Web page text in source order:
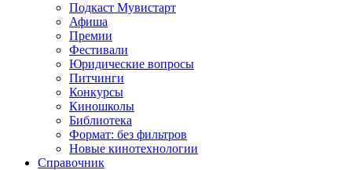
Подкаст Мувистарт
Афиша
Премии
Фестивали
Юридические вопросы
Питчинги
Конкурсы
Киношколы
Библиотека
Формат: без фильтров
Новые кинотехнологии
Справочник